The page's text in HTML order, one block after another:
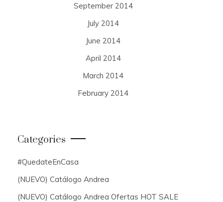
September 2014
July 2014
June 2014
April 2014
March 2014
February 2014
Categories
#QuedateEnCasa
(NUEVO) Catálogo Andrea
(NUEVO) Catálogo Andrea Ofertas HOT SALE